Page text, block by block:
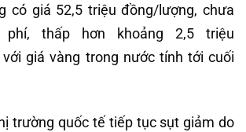
có giá 52,5 triệu đồng/lượng, chưa
thấp hơn khoảng 2,5 triệu
giá vàng trong nước tính tới cuối
trường quốc tế tiếp tục sụt giảm do